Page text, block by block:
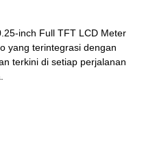
inch Full TFT LCD Meter
yang terintegrasi dengan
terkini di setiap perjalanan